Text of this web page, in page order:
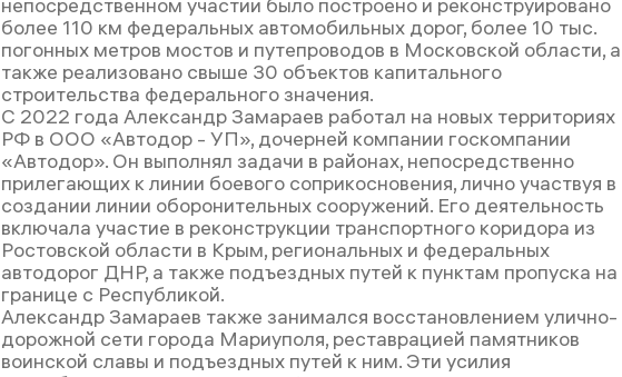
более 110 км федеральных автомобильных дорог, более 10 тыс.
погонных метров мостов и путепроводов в Московской области, а
также реализовано свыше 30 объектов капитального
строительства федерального значения.
С 2022 года Александр Замараев работал на новых территориях
РФ в ООО «Автодор - УП», дочерней компании госкомпании
«Автодор». Он выполнял задачи в районах, непосредственно
прилегающих к линии боевого соприкосновения, лично участвуя в
создании линии оборонительных сооружений. Его деятельность
включала участие в реконструкции транспортного коридора из
Ростовской области в Крым, региональных и федеральных
автодорог ДНР, а также подъездных путей к пунктам пропуска на
границе с Республикой.
Александр Замараев также занимался восстановлением улично-
дорожной сети города Мариуполя, реставрацией памятников
воинской славы и подъездных путей к ним. Эти усилия